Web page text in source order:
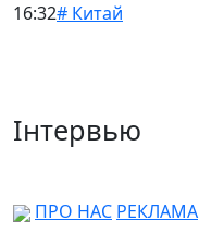
16:32# Китай
Інтервью
ПРО НАС РЕКЛАМА